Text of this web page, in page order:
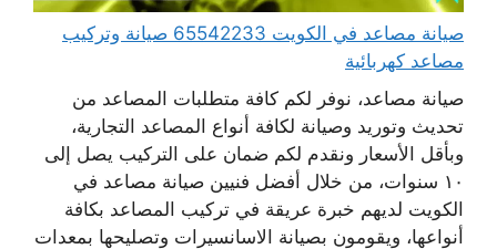
صيانة مصاعد في الكويت 65542233 صيانة وتركيب
مصاعد كهربائية
صيانة مصاعد، نوفر لكم كافة متطلبات المصاعد من
تحديث وتوريد وصيانة لكافة أنواع المصاعد التجارية،
وبأقل الأسعار ونقدم لكم ضمان على التركيب يصل إلى
١٠ سنوات، من خلال أفضل فنيين صيانة مصاعد في
الكويت لديهم خبرة عريقة في تركيب المصاعد بكافة
أنواعها، ويقومون بصيانة الاسانسيرات وتصليحها بمعدات